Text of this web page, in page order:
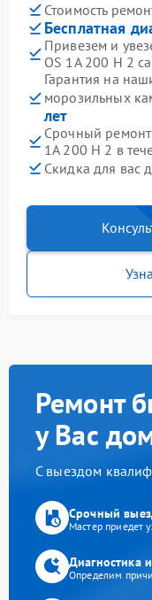
Стоимость
Бесплатная
Привезем и
OS 1A 200 H 2
Гарантия на
морозильных
лет
Срочный
1A 200 H 2 в
Скидка для вас
Ремонт
у Вас
С выездом
Срочный
Мастер приедет
Диагностика
Определим